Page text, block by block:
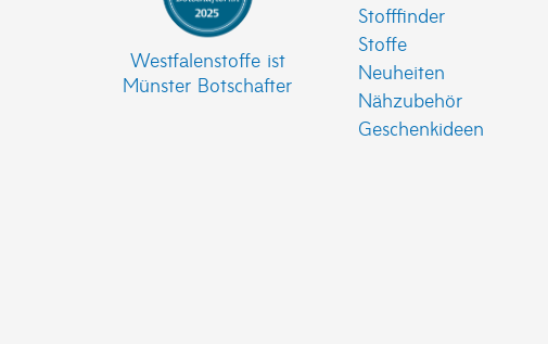
Westfalenstoffe ist
Münster Botschafter
Stofffinder
Stoffe
Neuheiten
Nähzubehör
Geschenkideen